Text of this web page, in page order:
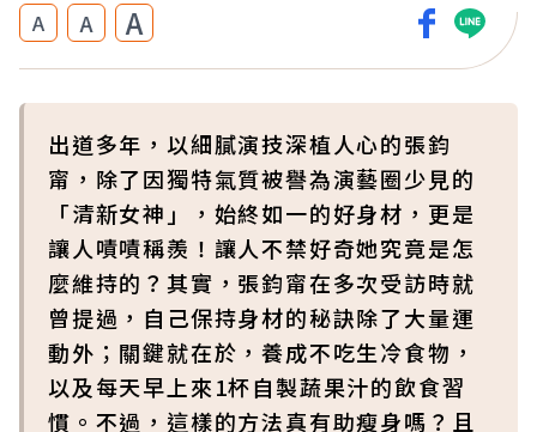
A A A
出道多年，以細膩演技深植人心的張鈞
甯，除了因獨特氣質被譽為演藝圈少見的
「清新女神」，始終如一的好身材，更是
讓人嘖嘖稱羨！讓人不禁好奇她究竟是怎
麼維持的？其實，張鈞甯在多次受訪時就
曾提過，自己保持身材的秘訣除了大量運
動外；關鍵就在於，養成不吃生冷食物，
以及每天早上來1杯自製蔬果汁的飲食習
慣。不過，這樣的方法真有助瘦身嗎？且